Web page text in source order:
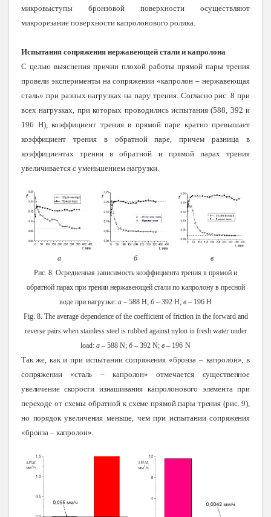
микровыступы бронзовой поверхности осуществляют
микрорезание поверхности капролонового ролика.
Испытания сопряжения нержавеющей стали и капролона
С целью выяснения причин плохой работы прямой пары трения
провели эксперименты на сопряжении «капролон – нержавеющая
сталь» при разных нагрузках на пару трения. Согласно рис. 8 при
всех нагрузках, при которых проводились испытания (588, 392 и
196 Н), коэффициент трения в прямой паре кратно превышает
коэффициент трения в обратной паре, причем разница в
коэффициентах трения в обратной и прямой парах трения
увеличивается с уменьшением нагрузки.
а б
в
Рис. 8. Осредненная зависимость коэффициента трения в прямой и
обратной парах при трении нержавеющей стали по капролону в пресной
воде при нагрузке: а – 588 Н; б– 392 Н; в – 196 Н
Fig. 8. The average dependence of the coefficient of friction in the forward and
reverse pairs when stainless steel is rubbed against nylon in fresh water under
load: a – 588 N; б– 392 N; в – 196 N
Так же, как и при испытании сопряжения «бронза – капролон», в
сопряжении «сталь – капролон» отмечается существенное
увеличение скорости изнашивания капролонового элемента при
переходе от схемы обратной к схеме прямой пары трения (рис. 9),
но порядок увеличения меньше, чем при испытании сопряжения
«бронза – капролон».